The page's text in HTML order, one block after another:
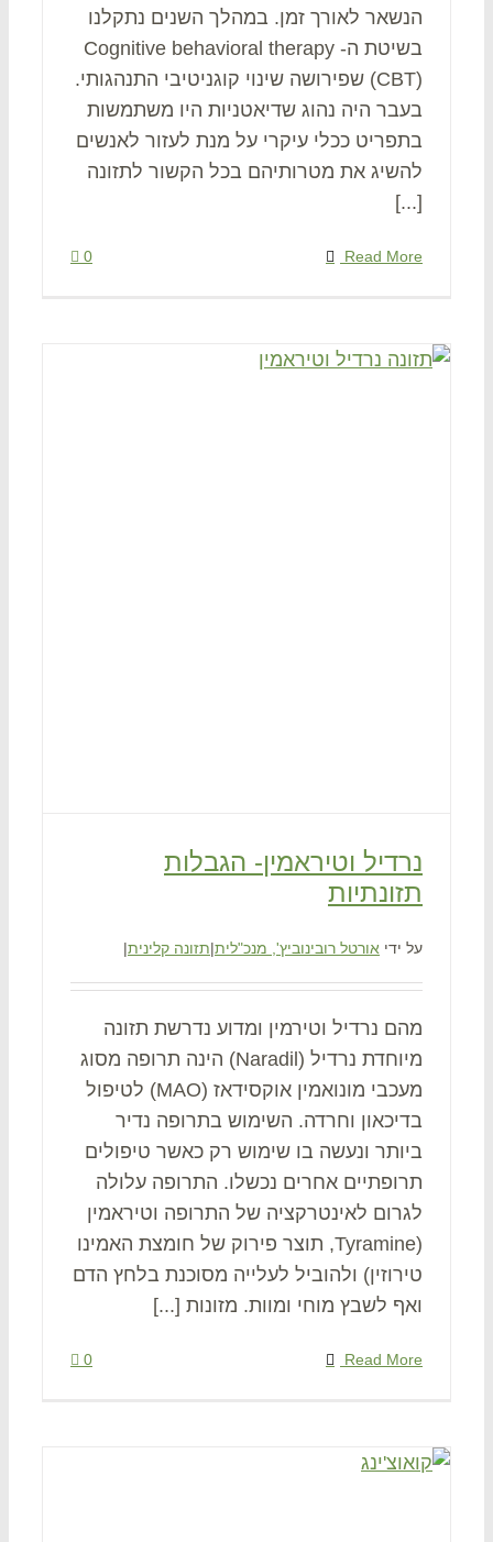
הנשאר לאורך זמן. במהלך השנים נתקלנו
בשיטת ה-Cognitive behavioral therapy
(CBT) שפירושה שינוי קוגניטיבי התנהגותי.
בעבר היה נהוג שדיאטניות היו משתמשות
בתפריט ככלי עיקרי על מנת לעזור לאנשים
להשיג את מטרותיהם בכל הקשור לתזונה
Read More
נרדיל וטיראמין- הגבלות
תזונתיות
אורטל רובינוביץ', מנכ"לית תזונה קלינית|
מהם נרדיל וטירמין ומדוע נדרשת תזונה
מיוחדת נרדיל (Naradil) הינה תרופה מסוג
מעכבי מונואמין אוקסידאז (MAO) לטיפול
בדיכאון וחרדה. השימוש בתרופה נדיר
ביותר ונעשה בו שימוש רק כאשר טיפולים
תרופתיים אחרים נכשלו. התרופה עלולה
לגרום לאינטרקציה של התרופה וטיראמין
(Tyramine, תוצר פירוק של חומצת האמינו
טירוזין) ולהוביל לעלייה מסוכנת בלחץ הדם
ואף לשבץ מוחי ומוות. מזונות [...]
Read More